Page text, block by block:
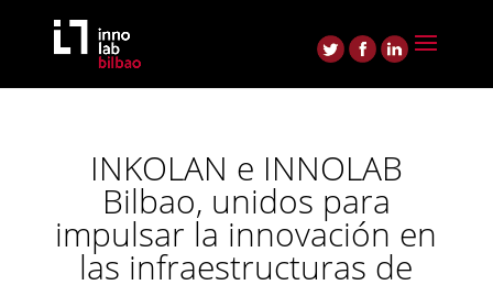
INKOLAN e INNOLAB
Bilbao, unidos para
impulsar la innovación en
las infraestructuras de